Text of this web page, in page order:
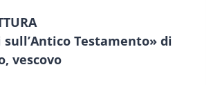
sull’Antico Testamento» di
vescovo